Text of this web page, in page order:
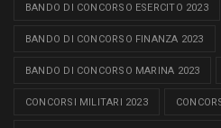
BANDO DI CONCORSO ESERCITO 2023
BANDO DI CONCORSO FINANZA 2023
BANDO DI CONCORSO MARINA 2023
CONCORSI MILITARI 2023